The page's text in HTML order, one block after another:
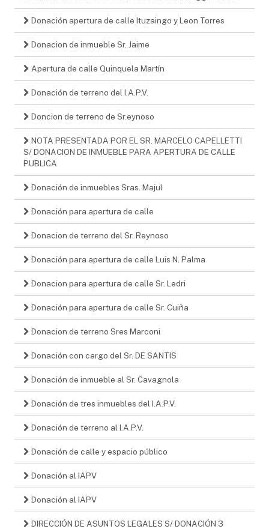
Donación apertura de calle Ituzaingo y Leon Torres
Donacion de inmueble Sr. Jaime
Apertura de calle Quinquela Martín
Donación de terreno del I.A.P.V.
Doncion de terreno de Sr.eynoso
NOTA PRESENTADA POR EL SR. MARCELO CAPELLETTI
S/ DONACION DE INMUEBLE PARA APERTURA DE CALLE
PUBLICA
Donación de inmuebles Sras. Majul
Donación para apertura de calle
Donacion de terreno del Sr. Reynoso
Donación para apertura de calle Luis N. Palma
Donacion para apertura de calle Sr. Ledri
Donación para apertura de calle Sr. Cuiña
Donacion de terreno Sres Marconi
Donación con cargo del Sr. DE SANTIS
Donación de inmueble al Sr. Cavagnola
Donación de tres inmuebles del I.A.P.V.
Donación de terreno al I.A.P.V.
Donación de calle y espacio público
Donación al IAPV
Donación al IAPV
DIRECCIÓN DE ASUNTOS LEGALES S/ DONACIÓN 3